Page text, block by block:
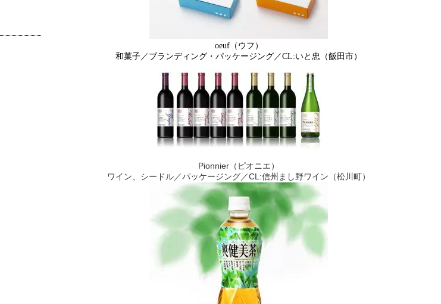
oeuf（ウフ）
和菓子／ブランディング・パッケージング／CL:いと忠（飯田市）
Pionnier（ピオニエ）
ワイン、シードル／パッケージング／CL:信州まし野ワイン（松川町）